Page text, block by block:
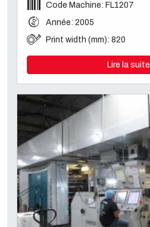
Code Machine: FL1207
Année: 2005
Print width (mm): 820
Lire la suite